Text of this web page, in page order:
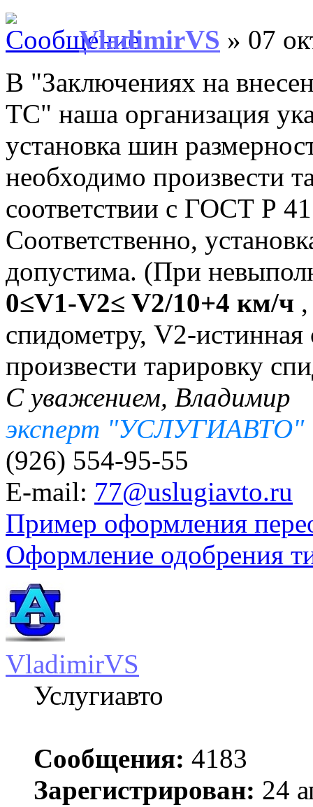
VladimirVS » 07
В "Заключениях на
ТС" наша организация
установка шин
необходимо произвести
соответствии с ГОСТ Р
Соответственно,
допустима. (При
0≤V1-V2≤ V2/10+4 км/ч
спидометру, V2-
произвести тарировку
С уважением, Владимир
эксперт "УСЛУГИАВТО"
(926) 554-95-55
E-mail: 77@uslugiavto.ru
Пример оформления
Оформление одобрения
VladimirVS
Услугиавто
Сообщения: 4183
Зарегистрирован: 24